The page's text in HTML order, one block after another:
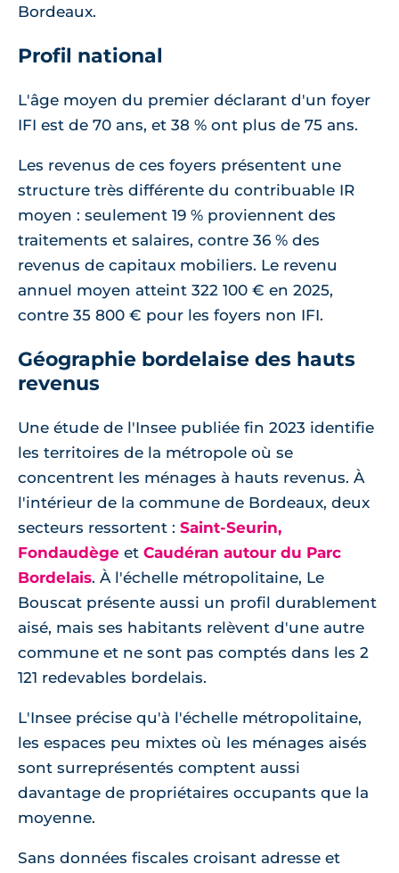
Bordeaux.
Profil national
L'âge moyen du premier déclarant d'un foyer
IFI est de 70 ans, et 38 % ont plus de 75 ans.
Les revenus de ces foyers présentent une
structure très différente du contribuable IR
moyen : seulement 19 % proviennent des
traitements et salaires, contre 36 % des
revenus de capitaux mobiliers. Le revenu
annuel moyen atteint 322 100 € en 2025,
contre 35 800 € pour les foyers non IFI.
Géographie bordelaise des hauts
revenus
Une étude de l'Insee publiée fin 2023 identifie
les territoires de la métropole où se
concentrent les ménages à hauts revenus. À
l'intérieur de la commune de Bordeaux, deux
secteurs ressortent : Saint-Seurin,
Fondaudège et Caudéran autour du Parc
Bordelais. À l'échelle métropolitaine, Le
Bouscat présente aussi un profil durablement
aisé, mais ses habitants relèvent d'une autre
commune et ne sont pas comptés dans les 2
121 redevables bordelais.
L'Insee précise qu'à l'échelle métropolitaine,
les espaces peu mixtes où les ménages aisés
sont surreprésentés comptent aussi
davantage de propriétaires occupants que la
moyenne.
Sans données fiscales croisant adresse et